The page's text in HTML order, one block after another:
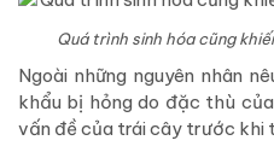
Quá trình sinh hóa cũng
Ngoài những nguyên nhân
khẩu bị hỏng do đặc thù
vấn đề của trái cây trước khi